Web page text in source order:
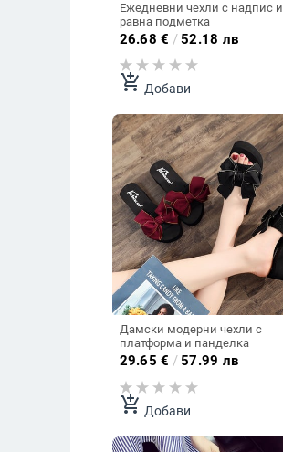
Ежедневни чехли с надпис и
равна подметка
26.68 € /52.18 лв
add_shopping_cart Добави
Дамски модерни чехли с
платформа и панделка
29.65 € /57.99 лв
add_shopping_cart Добави